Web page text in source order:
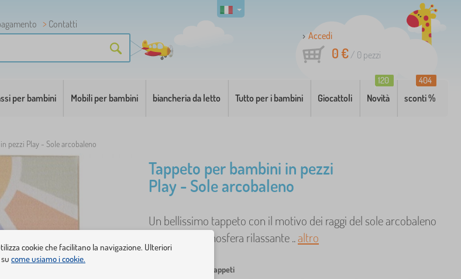
Contatti
Accedi
0 €/ 0 pezzi
per bambini Mobili per bambini biancheria da letto Tutto per i bambini Giocattoli Novità
120
sconti %
404
pezzi Play - Sole arcobaleno
Tappeto per bambini in pezzi
Play - Sole arcobaleno
Un bellissimo tappeto con il motivo dei raggi del sole arcobaleno
porterà un'atmosfera rilassante ..altro
La dimensione dei tappeti
cookie che facilitano la navigazione. Ulteriori
come usiamo i cookie.